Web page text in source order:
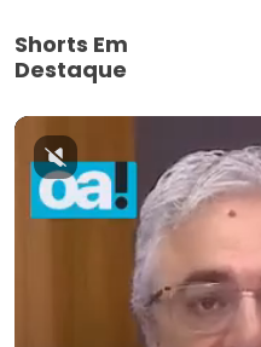
Shorts Em
Destaque